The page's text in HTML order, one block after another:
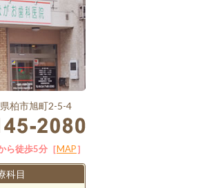
柏市旭町2-5-4
ら徒歩5分［MAP］
科目